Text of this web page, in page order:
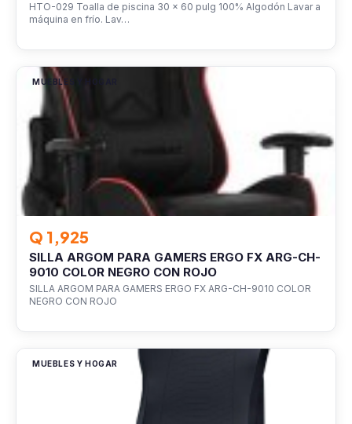
HTO-029 Toalla de piscina 30 x 60 pulg 100% Algodón Lavar a
máquina en frío. Lav…
MUEBLES Y HOGAR
Q 1,925
SILLA ARGOM PARA GAMERS ERGO FX ARG-CH-
9010 COLOR NEGRO CON ROJO
SILLA ARGOM PARA GAMERS ERGO FX ARG-CH-9010 COLOR
NEGRO CON ROJO
MUEBLES Y HOGAR